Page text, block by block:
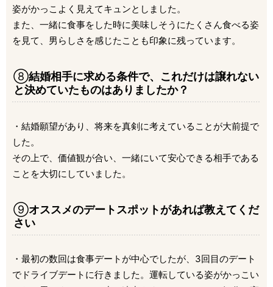
姿がかっこよく見えてキュンとしました。
また、一緒に食事をした時に美味しそうにたくさん食べる姿
を見て、男らしさを感じたことも印象に残っています。
⑧結婚相手に求める条件で、これだけは譲れない
と決めていたものはありましたか？
・結婚願望があり、将来を真剣に考えていることが大前提で
した。
その上で、価値観が合い、一緒にいて安心できる相手である
ことを大切にしていました。
⑨オススメのデートスポットがあれば教えてくだ
さい
・最初の数回は食事デートが中心でしたが、3回目のデート
でドライブデートに行きました。運転している姿がかっこい